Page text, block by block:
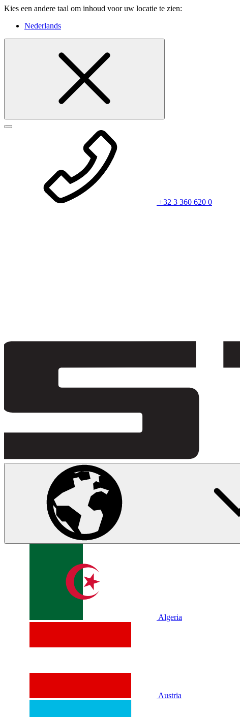
Kies een andere taal om inhoud voor uw locatie te zien:
Nederlands
+32 3 360 620 0
Algeria
Austria